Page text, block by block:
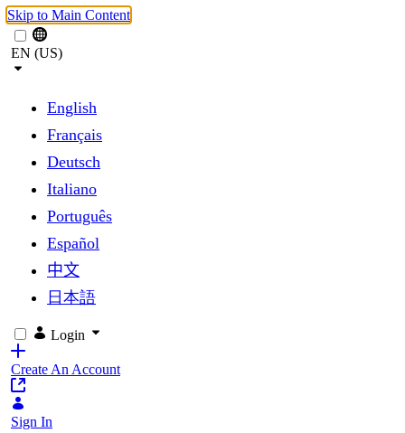
Skip to Main Content
EN (US)
English
Français
Deutsch
Italiano
Português
Español
中文
日本語
Login
Create An Account
Sign In